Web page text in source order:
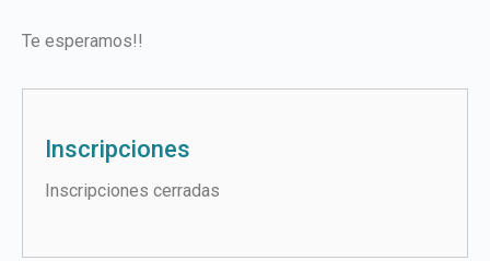
Te esperamos!!
Inscripciones
Inscripciones cerradas